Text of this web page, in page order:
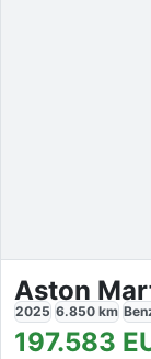
2025 6.850 km
197.583